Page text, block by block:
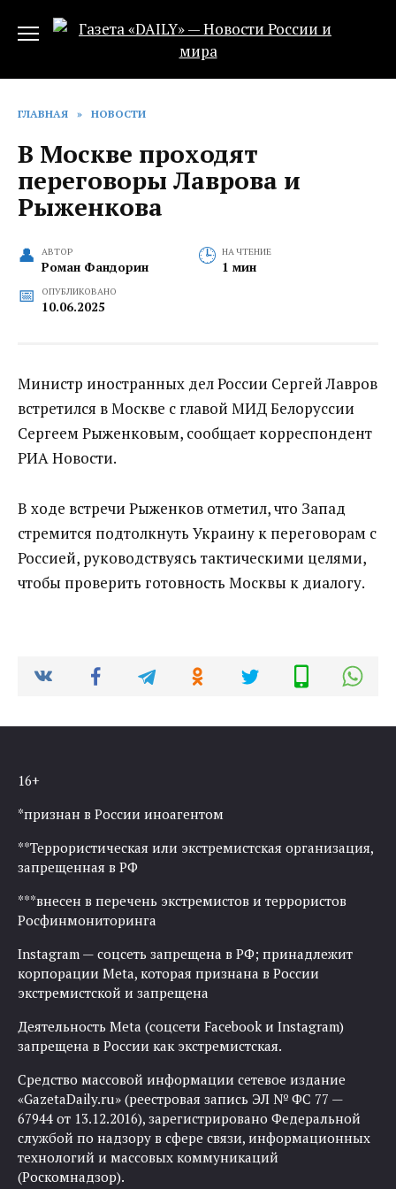
ГЛАВНАЯ » НОВОСТИ
В Москве проходят
переговоры Лаврова и
Рыженкова
АВТОР
Роман Фандорин
НА ЧТЕНИЕ
1 мин
ОПУБЛИКОВАНО
10.06.2025
Министр иностранных дел России Сергей Лавров
встретился в Москве с главой МИД Белоруссии
Сергеем Рыженковым, сообщает корреспондент
РИА Новости.
В ходе встречи Рыженков отметил, что Запад
стремится подтолкнуть Украину к переговорам с
Россией, руководствуясь тактическими целями,
чтобы проверить готовность Москвы к диалогу.
16+
*признан в России иноагентом
**Террористическая или экстремистская организация,
запрещенная в РФ
***внесен в перечень экстремистов и террористов
Росфинмониторинга
Instagram — соцсеть запрещена в РФ; принадлежит
корпорации Meta, которая признана в России
экстремистской и запрещена
Деятельность Meta (соцсети Facebook и Instagram)
запрещена в России как экстремистская.
Средство массовой информации сетевое издание
«GazetaDaily.ru» (реестровая запись ЭЛ № ФС 77 —
67944 от 13.12.2016), зарегистрировано Федеральной
службой по надзору в сфере связи, информационных
технологий и массовых коммуникаций
(Роскомнадзор).